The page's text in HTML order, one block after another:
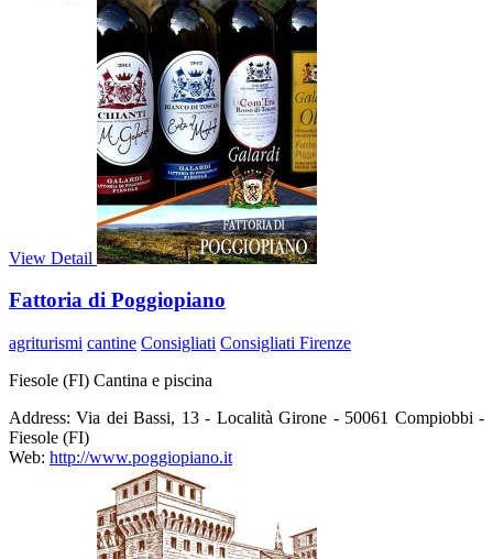
View Detail
Fattoria di Poggiopiano
agriturismi cantine Consigliati Consigliati Firenze
Fiesole (FI) Cantina e piscina
Address: Via dei Bassi, 13 - Località Girone - 50061 Compiobbi -
Fiesole (FI)
Web: http://www.poggiopiano.it